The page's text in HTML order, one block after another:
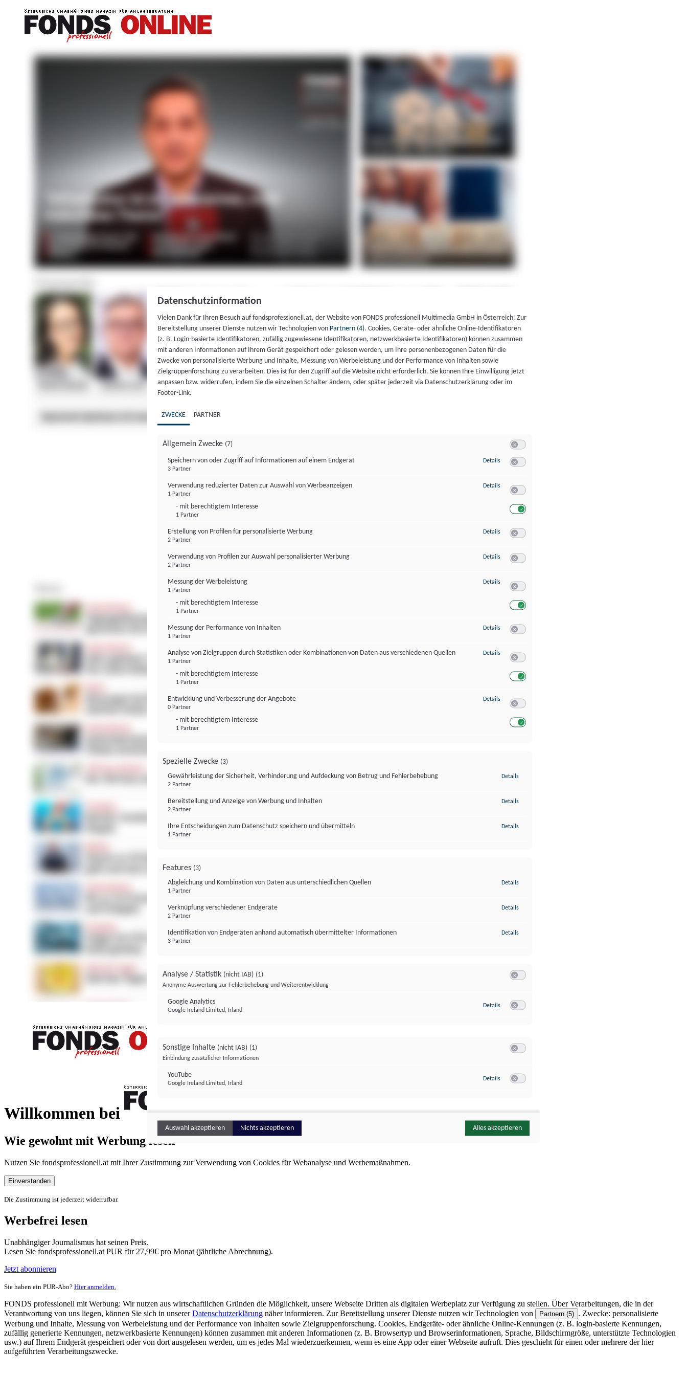
Willkommen bei
FONDS professionell
Wie gewohnt mit Werbung lesen
Nutzen Sie fondsprofessionell.at mit Ihrer Zustimmung zur Verwendung von Cookies für Webanalyse und Werbemaßnahmen.
Einverstanden
Die Zustimmung ist jederzeit widerrufbar.
Werbefrei lesen
Unabhängiger Journalismus hat seinen Preis.
Lesen Sie fondsprofessionell.at PUR für 27,99€ pro Monat (jährliche Abrechnung).
Jetzt abonnieren
Sie haben ein PUR-Abo? Hier anmelden.
FONDS professionell mit Werbung: Wir nutzen aus wirtschaftlichen Gründen die Möglichkeit, unsere Webseite Dritten als digitalen Werbeplatz zur Verfügung zu stellen. Über Verarbeitungen, die in der
Verantwortung von uns liegen, können Sie sich in unsererDatenschutzerklärung näher informieren. Zur Bereitstellung unserer Dienste nutzen wir Technologien von Partnern (5) . Zwecke: personalisierte
Werbung und Inhalte, Messung von Werbeleistung und der Performance von Inhalten sowie Zielgruppenforschung. Cookies, Endgeräte- oder ähnliche Online-Kennungen (z. B. login-basierte Kennungen,
zufällig generierte Kennungen, netzwerkbasierte Kennungen) können zusammen mit anderen Informationen (z. B. Browsertyp und Browserinformationen, Sprache, Bildschirmgröße, unterstützte Technologien
usw.) auf Ihrem Endgerät gespeichert oder von dort ausgelesen werden, um es jedes Mal wiederzuerkennen, wenn es eine App oder einer Webseite aufruft. Dies geschieht für einen oder mehrere der hier
aufgeführten Verarbeitungszwecke.
Datenschutzinformation
Vielen Dank für Ihren Besuch auf fondsprofessionell.at, der Website von FONDS professionell Multimedia GmbH in Österreich. Zur
Bereitstellung unserer Dienste nutzen wir Technologien von Partnern (4). Cookies, Geräte- oder ähnliche Online-Identifikatoren
(z. B. Login-basierte Identifikatoren, zufällig zugewiesene Identifikatoren, netzwerkbasierte Identifikatoren) können zusammen
mit anderen Informationen auf Ihrem Gerät gespeichert oder gelesen werden, um Ihre personenbezogenen Daten für die
Zwecke von personalisierte Werbung und Inhalte, Messung von Werbeleistung und der Performance von Inhalten sowie
Zielgruppenforschung zu verarbeiten. Dies ist für den Zugriff auf die Website nicht erforderlich. Sie können Ihre Einwilligung jetzt
anpassen bzw. widerrufen, indem Sie die einzelnen Schalter ändern, oder später jederzeit via Datenschutzerklärung oder im
Footer-Link.
ZWECKE PARTNER
Allgemein Zwecke (7)
Speichern von oder Zugriff auf Informationen auf einem Endgerät
3 Partner
Details zu Speichern von oder Zugriff auf Informationen auf einem Endgerät
Verwendung reduzierter Daten zur Auswahl von Werbeanzeigen
1 Partner
- mit berechtigtem Interesse
1 Partner
Details zu Verwendung reduzierter Daten zur Auswahl von Werbeanzeigen
Erstellung von Profilen für personalisierte Werbung
2 Partner
Details zu Erstellung von Profilen für personalisierte Werbung
Verwendung von Profilen zur Auswahl personalisierter Werbung
2 Partner
Details zu Verwendung von Profilen zur Auswahl personalisierter Werbung
Messung der Werbeleistung
1 Partner
- mit berechtigtem Interesse
1 Partner
Details zu Messung der Werbeleistung
Messung der Performance von Inhalten
1 Partner
Details zu Messung der Performance von Inhalten
Analyse von Zielgruppen durch Statistiken oder Kombinationen von Daten aus verschiedenen Quellen
1 Partner
- mit berechtigtem Interesse
1 Partner
Details zu Analyse von Zielgruppen durch Statistiken oder Kombinationen von
Entwicklung und Verbesserung der Angebote
0 Partner
- mit berechtigtem Interesse
1 Partner
Details zu Entwicklung und Verbesserung der Angebote
Spezielle Zwecke (3)
Gewährleistung der Sicherheit, Verhinderung und Aufdeckung von Betrug und Fehlerbehebung
2 Partner
Details
Bereitstellung und Anzeige von Werbung und Inhalten
2 Partner
Details
Ihre Entscheidungen zum Datenschutz speichern und übermitteln
1 Partner
Details
Features (3)
Abgleichung und Kombination von Daten aus unterschiedlichen Quellen
1 Partner
Details
Verknüpfung verschiedener Endgeräte
2 Partner
Details
Identifikation von Endgeräten anhand automatisch übermittelter Informationen
3 Partner
Details
Analyse / Statistik (nicht IAB) (1)
Anonyme Auswertung zur Fehlerbehebung und Weiterentwicklung
Google Analytics
Google Ireland Limited, Irland
Details zu Google Analytics
Sonstige Inhalte (nicht IAB) (1)
Einbindung zusätzlicher Informationen
YouTube
Google Ireland Limited, Irland
Details zu YouTube
Auswahl akzeptieren Nichts akzeptieren Alles akzeptieren